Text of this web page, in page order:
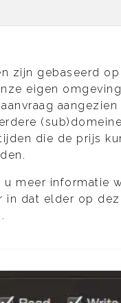
zijn gebaseerd
eigen
die de prijs
u meer informatie
in dat elder op